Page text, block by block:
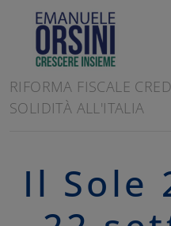
HOME/
RASSEGNA STAMPA
IL SOLE 24 ORE - 22
RIFORMA FISCALE
SOLIDITÀ ALL'ITALIA
Il Sole